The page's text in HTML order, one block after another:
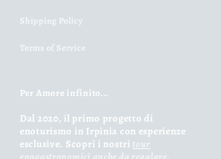
Shipping Policy
Terms of Service
Per Amore infinito...
Dal 2020, il primo progetto di
enoturismo in Irpinia con esperienze
esclusive. Scopri i nostri tour